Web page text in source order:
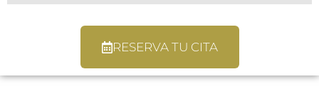
RESERVA TU CITA